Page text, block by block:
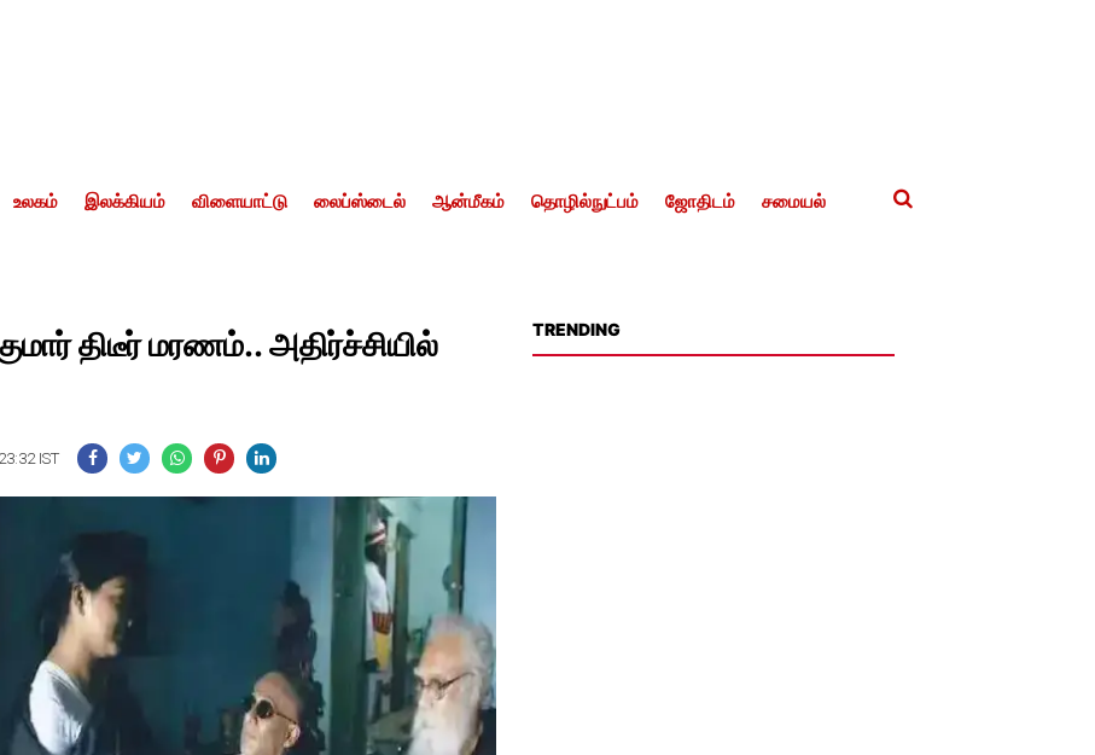
உலகம் இலக்கியம் விளையாட்டு லைப்ஸ்டைல் ஆன்மீகம் தொழில்நுட்பம் ஜோதிடம் சமையல்
திடீர் மரணம்.. அதிர்ச்சியில்
IST
TRENDING